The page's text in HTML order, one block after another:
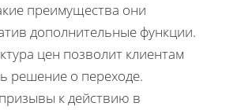
преимущества они
дополнительные функции.
цен позволит клиентам
решение о переходе.
к действию в